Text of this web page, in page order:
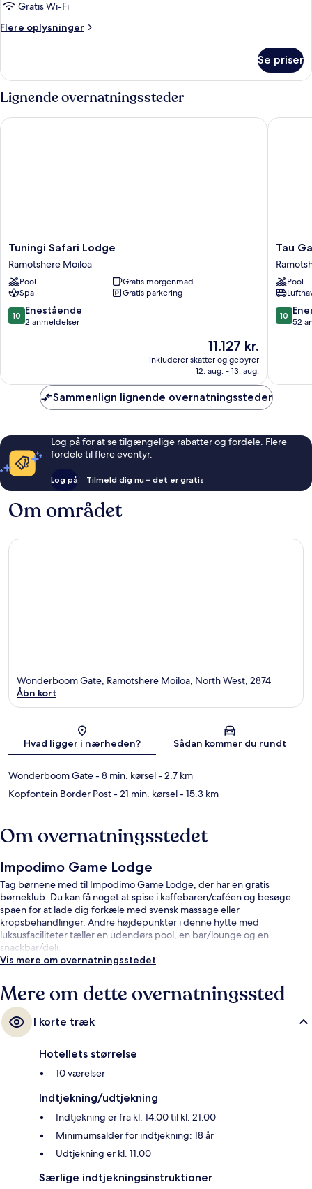
af
Værelse
Gratis Wi-Fi
Flere oplysninger
Flere
Se priser
Lignende overnatningssteder
Tuningi
Safari
Lodge
Ramotshere
Moiloa
Tuningi Safari Lodge
Ramotshere Moiloa
Pool
Gratis morgenmad
Spa
Gratis parkering
10.0
ud
anmeldelser
10 Enestående
2 anmeldelser
Prisen
er
11.127 kr.
11.127 kr.
inkluderer skatter og gebyrer
12. aug. - 13. aug.
Tuningi Safari Lodge
Tau
Game
Lodge
Moiloa
Tau
Pool
10.0
ud
10
52
Tau
Sammenlign lignende overnatningssteder
Log på for at se tilgængelige rabatter og fordele. Flere
fordele til flere eventyr.
Log på Tilmeld dig nu – det er gratis
Om området
Wonderboom Gate, Ramotshere Moiloa, North West, 2874
Åbn kort
Hvad ligger i nærheden? Sådan kommer du rundt
Wonderboom Gate- 8 min. kørsel- 2.7 km
Kopfontein Border Post- 21 min. kørsel- 15.3 km
Om overnatningsstedet
Impodimo Game Lodge
Tag børnene med til Impodimo Game Lodge, der har en gratis
børneklub. Du kan få noget at spise i kaffebaren/caféen og besøge
spaen for at lade dig forkæle med svensk massage eller
kropsbehandlinger. Andre højdepunkter i denne hytte med
luksusfaciliteter tæller en udendørs pool, en bar/lounge og en
snackbar/deli.
Vis mere om overnatningsstedet
Mere om dette overnatningssted
I korte træk
Hotellets størrelse
10 værelser
Indtjekning/udtjekning
Indtjekning er fra kl. 14.00 til kl. 21.00
Minimumsalder for indtjekning: 18 år
Udtjekning er kl. 11.00
Særlige indtjekningsinstruktioner